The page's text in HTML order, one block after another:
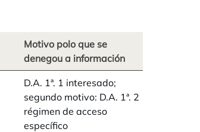
Motivo polo que se
denegou a información
D.A. 1ª. 1 interesado;
segundo motivo: D.A. 1ª. 2
régimen de acceso
específico